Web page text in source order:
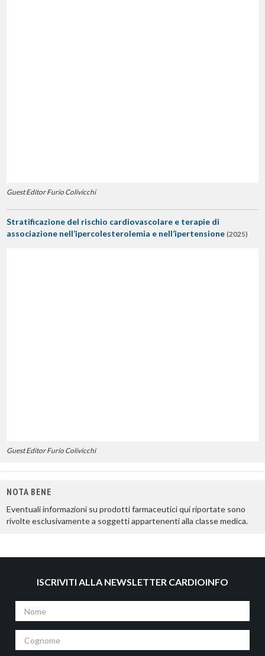
Guest Editor Furio Colivicchi
Stratificazione del rischio cardiovascolare e terapie di
associazione nell’ipercolesterolemia e nell’ipertensione (2025)
Guest Editor Furio Colivicchi
NOTA BENE
Eventuali informazioni su prodotti farmaceutici qui riportate sono
rivolte esclusivamente a soggetti appartenenti alla classe medica.
ISCRIVITI ALLA NEWSLETTER CARDIOINFO